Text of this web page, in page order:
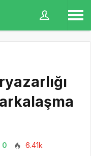
0
6.41k